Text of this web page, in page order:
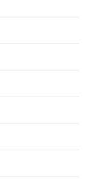
de inspirație
confortul modern